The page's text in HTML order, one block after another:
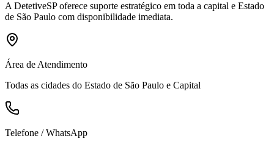
A DetetiveSPoferece suporte estratégico em toda a capital e Estado
de São Paulo com disponibilidade imediata.
Área de Atendimento
Todas as cidades do Estado de São Paulo e Capital
Telefone / WhatsApp